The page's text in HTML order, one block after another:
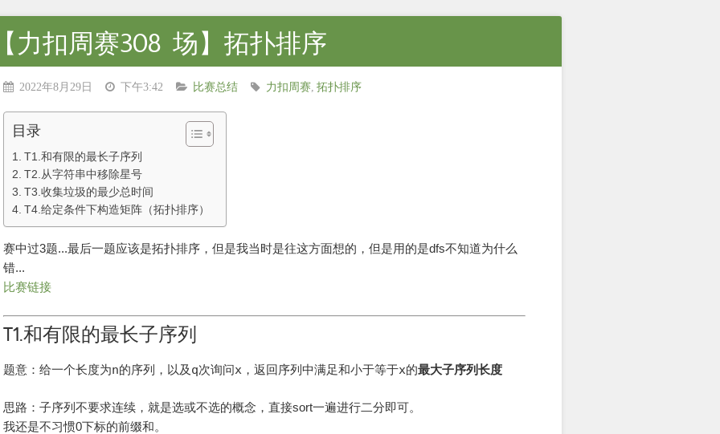
力扣周赛308 场】拓扑排序
2022年8月29日 下午3:42 比赛总结 力扣周赛 拓扑排序
目录
T1.和有限的最长子序列
T2.从字符串中移除星号
T3.收集垃圾的最少总时间
T4.给定条件下构造矩阵（拓扑排序）
赛中过3题...最后一题应该是拓扑排序，但是我当时是往这方面想的，但是用的是dfs不知道为什么
错...
比赛链接
T1.和有限的最长子序列
题意：给一个长度为n的序列，以及 q次询问x ，返回序列中满足和小于等于x的最大子序列长度
思路：子序列不要求连续，就是选或不选的概念，直接sort一遍进行二分即可。
我还是不习惯0下标的前缀和。